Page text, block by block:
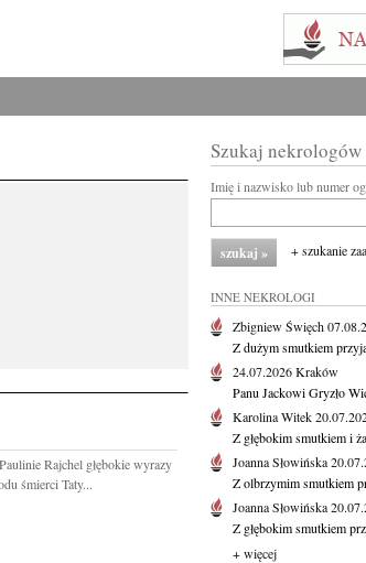
Rajchel głębokie wyrazy
śmierci Taty...
Szukaj
Imię i nazwisko lub numer
+ szukanie
INNE NEKROLOGI
Zbigniew Święch
Z dużym smutkiem
24.07.2026Kraków
Panu Jackowi Gryzło
Karolina Witek
Z głębokim smutkiem i
Joanna Słowińska
Z olbrzymim smutkiem
Joanna Słowińska
Z głębokim smutkiem
+ więcej